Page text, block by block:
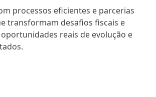
processos eficientes e parcerias
transformam desafios fiscais e
reais de evolução e